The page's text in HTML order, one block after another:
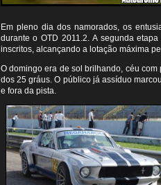
Em pleno dia dos namorados, os
durante o OTD 2011.2. A segunda
inscritos, alcançando a lotação máxima
O domingo era de sol brilhando, céu
dos 25 gráus. O público já assíduo
e fora da pista.